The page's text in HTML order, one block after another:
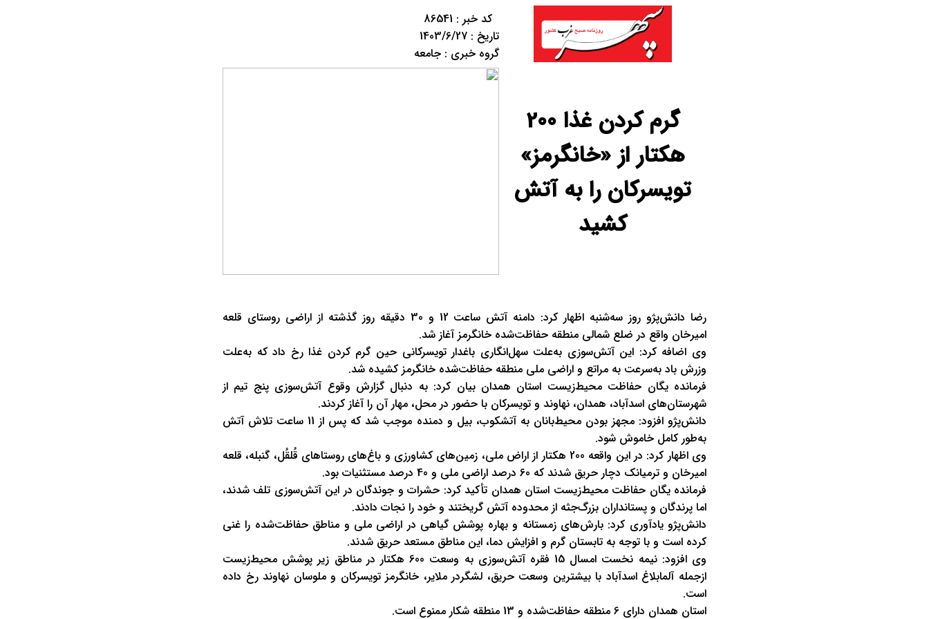
کد خبر : 86541
تاریخ : 1403/6/27
گروه خبری : جامعه
گرم کردن غذا 200
هکتار از «خانگرمز»
تویسرکان را به آتش
کشید
رضا دانش‌پژو روز سه‌شنبه اظهار کرد: دامنه آتش ساعت 12 و 30 دقیقه روز گذشته از اراضی روستای قلعه
امیرخان واقع در ضلع شمالی منطقه حفاظت‌شده خانگرمز آغاز شد.
وی اضافه کرد: این آتش‌سوزی به‌علت سهل‌انگاری باغدار تویسرکانی حین گرم کردن غذا رخ داد که به‌علت
وزرش باد به‌سرعت به مراتع و اراضی ملی منطقه حفاظت‌شده خانگرمز کشیده شد.
فرمانده یگان حفاظت محیط‌زیست استان همدان بیان کرد: به دنبال گزارش وقوع آتش‌سوزی پنج تیم از
شهرستان‌های اسدآباد، همدان، نهاوند و تویسرکان با حضور در محل، مهار آن را آغاز کردند.
دانش‌پژو افزود: مجهز بودن محیط‌بانان به آتشکوب، بیل و دمنده موجب شد که پس از 11 ساعت تلاش آتش
به‌طور کامل خاموش شود.
وی اظهار کرد: در این واقعه 200 هکتار از اراض ملی، زمین‌های کشاورزی و باغ‌های روستاهای قُلقُل، گنبله، قلعه
امیرخان و ترمیانک دچار حریق شدند که 60 درصد اراضی ملی و 40 درصد مستثنیات بود.
فرمانده یگان حفاظت محیط‌زیست استان همدان تأکید کرد: حشرات و جوندگان در این آتش‌سوزی تلف شدند،
اما پرندگان و پستانداران بزرگ‌جثه از محدوده آتش گریختند و خود را نجات دادند.
دانش‌پژو یادآوری کرد: بارش‌های زمستانه و بهاره پوشش گیاهی در اراضی ملی و مناطق حفاظت‌شده را غنی
کرده است و با توجه به تابستان گرم و افزایش دما، این مناطق مستعد حریق شدند.
وی افزود: نیمه نخست امسال 15 فقره آتش‌سوزی به وسعت 600 هکتار در مناطق زیر پوشش محیط‌زیست
ازجمله آلمابلاغ اسدآباد با بیشترین وسعت حریق، لشگردر ملایر، خانگرمز تویسرکان و ملوسان نهاوند رخ داده
است.
استان همدان دارای 6 منطقه حفاظت‌شده و 13 منطقه شکار ممنوع است.